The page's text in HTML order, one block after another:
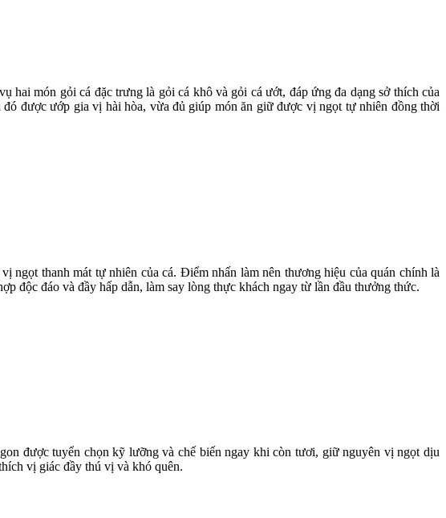
hai món gỏi cá đặc trưng là gỏi cá khô và gỏi cá ướt, đáp ứng đa dạng sở thích của
được ướp gia vị hài hòa, vừa đủ giúp món ăn giữ được vị ngọt tự nhiên đồng thời
thanh mát tự nhiên của cá. Điểm nhấn làm nên thương hiệu của quán chính là
độc đáo và đầy hấp dẫn, làm say lòng thực khách ngay từ lần đầu thưởng thức.
được tuyển chọn kỹ lưỡng và chế biến ngay khi còn tươi, giữ nguyên vị ngọt dịu
vị giác đầy thú vị và khó quên.